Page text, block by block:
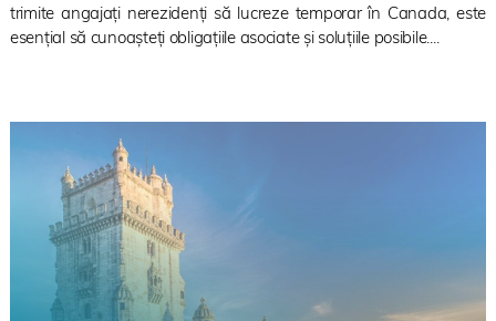
trimite angajați nerezidenți să lucreze temporar în Canada, este
esențial să cunoașteți obligațiile asociate și soluțiile posibile....